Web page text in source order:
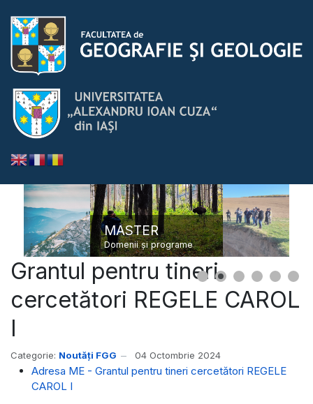
Grantul pentru tineri
cercetători REGELE CAROL
I
Categorie: Noutăți FGG 04 Octombrie 2024
Adresa ME - Grantul pentru tineri cercetători REGELE
CAROL I